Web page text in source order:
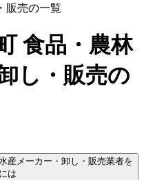
販売の一覧
食品・農林
し・販売の
産メーカー・卸し・販売業者を
は